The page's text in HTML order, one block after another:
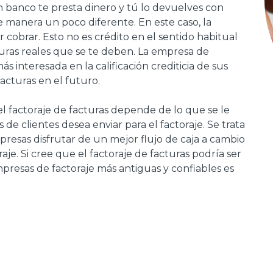
te presta dinero y tú lo devuelves con
un poco diferente. En este caso, la
Esto no es crédito en el sentido habitual
reales que se te deben. La empresa de
interesada en la calificación crediticia de sus
en el futuro.
de facturas depende de lo que se le
clientes desea enviar para el factoraje. Se trata
disfrutar de un mejor flujo de caja a cambio
Si cree que el factoraje de facturas podría ser
de factoraje más antiguas y confiables es